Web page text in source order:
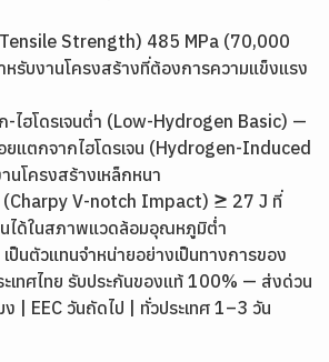
Strength) 485 MPa (70,000
หรับงานโครงสร้างที่ต้องการความแข็งแรง
ไฮโดรเจนต่ำ (Low-Hydrogen Basic) —
ยแตกจากไฮโดรเจน (Hydrogen-Induced
นโครงสร้างเหล็กหนา
(Charpy V-notch Impact) ≥ 27 J ที่
ได้ในสภาพแวดล้อมอุณหภูมิต่ำ
ป็นตัวแทนจำหน่ายอย่างเป็นทางการของ
ะเทศไทย รับประกันของแท้ 100% — ส่งด่วน
| EEC วันถัดไป | ทั่วประเทศ 1–3 วัน